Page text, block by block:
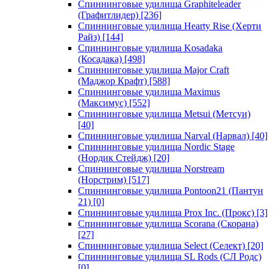
Спиннинговые удилища Graphiteleader
(Графитлидер) [236]
Спиннинговые удилища Hearty Rise (Херти
Райз) [144]
Спиннинговые удилища Kosadaka
(Косадака) [498]
Спиннинговые удилища Major Craft
(Маджор Крафт) [588]
Спиннинговые удилища Maximus
(Максимус) [552]
Спиннинговые удилища Metsui (Метсуи)
[40]
Спиннинговые удилища Narval (Нарвал) [40]
Спиннинговые удилища Nordic Stage
(Нордик Стейдж) [20]
Спиннинговые удилища Norstream
(Норстрим) [517]
Спиннинговые удилища Pontoon21 (Пантун
21) [0]
Спиннинговые удилища Prox Inc. (Прокс) [3]
Спиннинговые удилища Scorana (Скорана)
[27]
Спиннинговые удилища Select (Селект) [20]
Спиннинговые удилища SL Rods (СЛ Родс)